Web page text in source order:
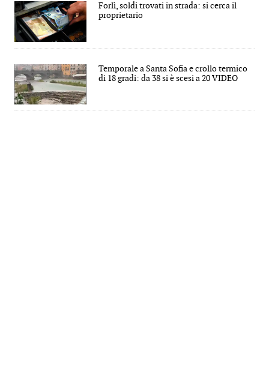
Forlì, soldi trovati in strada: si cerca il
proprietario
Temporale a Santa Sofia e crollo termico
di 18 gradi: da 38 si è scesi a 20 VIDEO